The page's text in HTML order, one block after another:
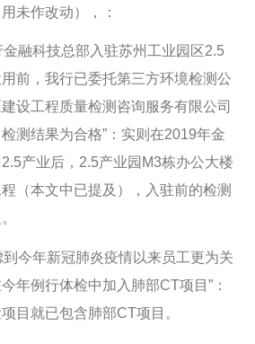
未作改动），：
金融科技总部入驻苏州工业园区2.5
前，我行已委托第三方环境检测公
设工程质量检测咨询服务有限公司
测结果为合格”：实则在2019年金
产业后，2.5产业园M3栋办公大楼
（本文中已提及），入驻前的检测
到今年新冠肺炎疫情以来员工更为关
年例行体检中加入肺部CT项目”：
目就已包含肺部CT项目。